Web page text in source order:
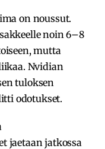
on noussut.
noin 6–8
mutta
Nvidian
tuloksen
odotukset.
jaetaan jatkossa